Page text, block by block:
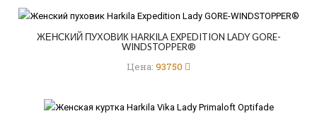
ЖЕНСКИЙ ПУХОВИК HARKILA EXPEDITION LADY GORE-
WINDSTOPPER®
Цена: 93750